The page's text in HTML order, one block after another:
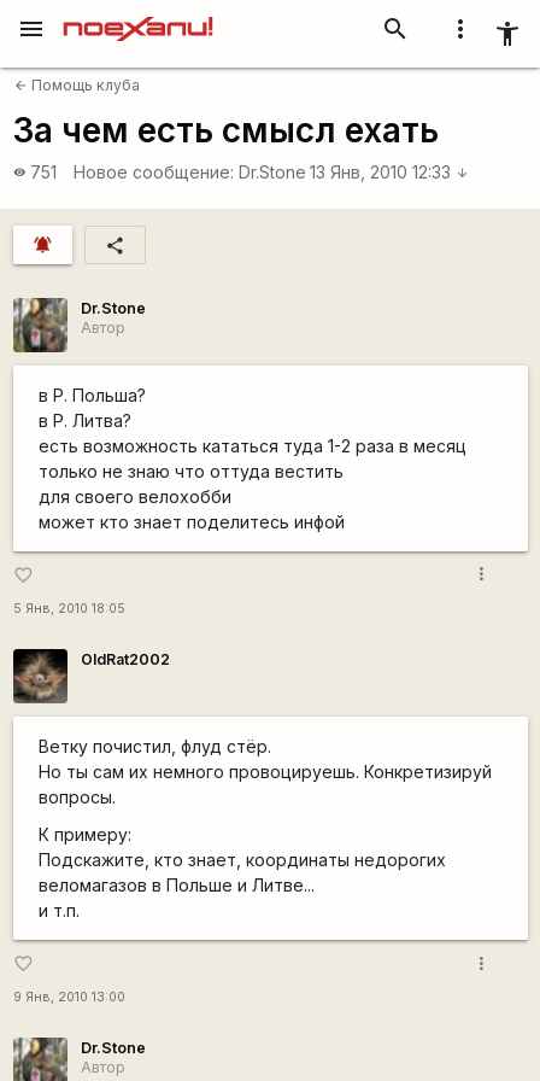
more_vert accessibility_new
search
menu
arrow_back Помощь клуба
За чем есть смысл ехать
visibility 751 Новое сообщение: Dr.Stone 13 Янв, 2010 12:33 arrow_downward
notifications_active share
Dr.Stone
Автор
в Р. Польша?
в Р. Литва?
есть возможность кататься туда 1-2 раза в месяц
только не знаю что оттуда вестить
для своего велохобби
может кто знает поделитесь инфой
favorite_border
5 Янв, 2010 18:05
more_vert
OldRat2002
Ветку почистил, флуд стёр.
Но ты сам их немного провоцируешь. Конкретизируй
вопросы.
К примеру:
Подскажите, кто знает, координаты недорогих
веломагазов в Польше и Литве...
и т.п.
favorite_border
9 Янв, 2010 13:00
more_vert
Dr.Stone
Автор